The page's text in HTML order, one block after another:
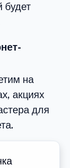
будет
на
акциях
для